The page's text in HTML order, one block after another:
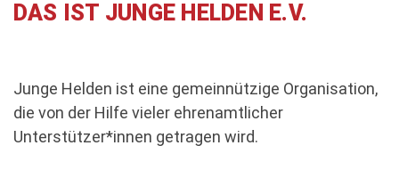
DAS IST JUNGE HELDEN E.V.
Junge Helden ist eine gemeinnützige Organisation,
die von der Hilfe vieler ehrenamtlicher
Unterstützer*innen getragen wird.